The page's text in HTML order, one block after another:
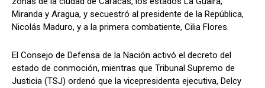
Miranda y Aragua, y secuestró al presidente de la República,
Nicolás Maduro, y a la primera combatiente, Cilia Flores.
El Consejo de Defensa de la Nación activó el decreto del
estado de conmoción, mientras que Tribunal Supremo de
Justicia (TSJ) ordenó que la vicepresidenta ejecutiva, Delcy